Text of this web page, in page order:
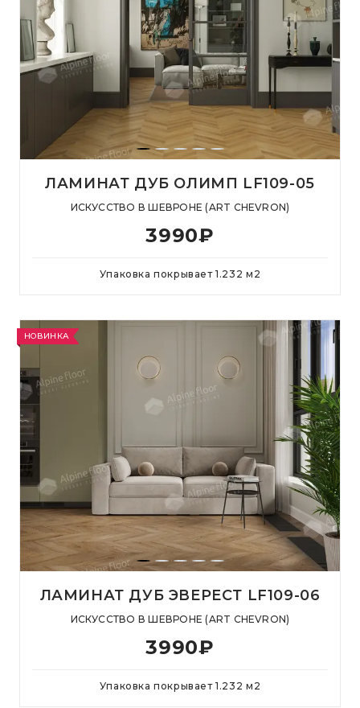
ЛАМИНАТ ДУБ ОЛИМП LF109-05
ИСКУССТВО В ШЕВРОНЕ (ART CHEVRON)
3990₽
Упаковка покрывает1.232 м 2
НОВИНКА
ЛАМИНАТ ДУБ ЭВЕРЕСТ LF109-06
ИСКУССТВО В ШЕВРОНЕ (ART CHEVRON)
3990₽
Упаковка покрывает1.232 м 2